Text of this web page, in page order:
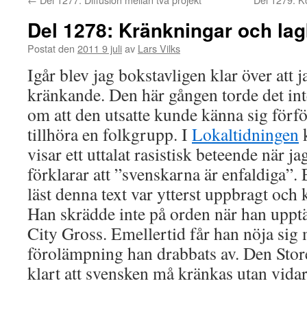
Del 1278: Kränkningar och
Postat den 2011 9 juliav Lars Vilks
Igår blev jag bokstavligen klar över att
kränkande. Den här gången torde det
om att den utsatte kunde känna sig
tillhöra en folkgrupp. I Lokaltidningen
visar ett uttalat rasistisk beteende när
förklarar att ”svenskarna är enfaldiga”.
läst denna text var ytterst uppbragt och
Han skrädde inte på orden när han
City Gross. Emellertid får han nöja sig
förolämpning han drabbats av. Den
klart att svensken må kränkas utan